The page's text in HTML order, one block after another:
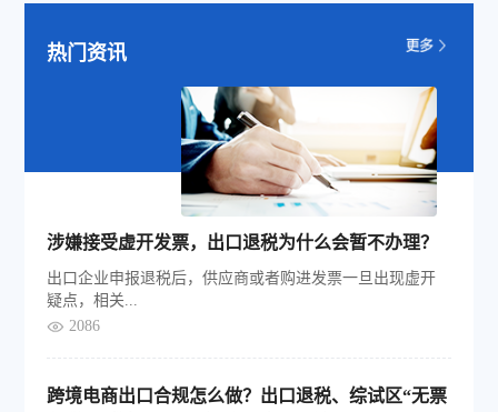
热门资讯
涉嫌接受虚开发票，出口退税为什么会暂不办理？
出口企业申报退税后，供应商或者购进发票一旦出现虚开
疑点，相关...
2086
跨境电商出口合规怎么做？出口退税、综试区“无票